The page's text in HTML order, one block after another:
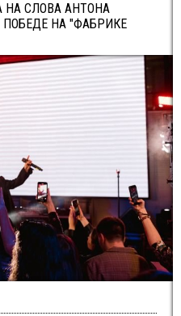
НА СЛОВА АНТОНА
НА "ФАБРИКЕ